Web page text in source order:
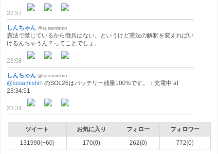
22:57
しんちゃん @susamishin
憲法で禁じているから徴兵はない、というけど憲法の解釈を変えればい
けるんちゃうん？ってことでしょ。
23:08
しんちゃん @susamishin
@susamishin のSOL26はバッテリー残量100%です。：充電中 at
23:34:51
23:34
ツイート お気に入り フォロー
フォロワー
131990(+60)
170(0) 262(0) 772(0)